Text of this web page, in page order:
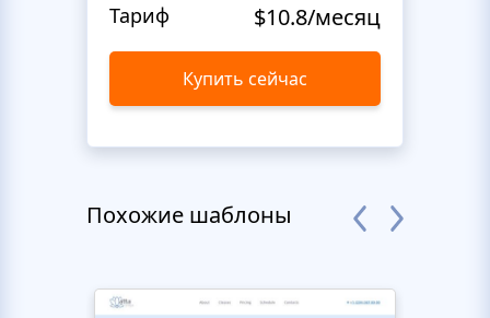
Тариф $10.8/месяц
Купить сейчас
Похожие шаблоны